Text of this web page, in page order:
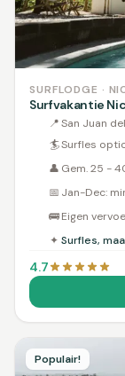
SURFLODGE ·
Surfvakantie
📍San Juan
🏄Surfles
👤 Gem. 25 -
📅 Jan-Dec:
🚌Eigen
✦ Surfles,
4.7
Populair!